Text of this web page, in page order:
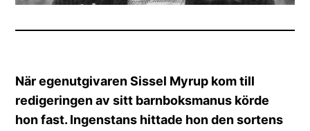
När egenutgivaren Sissel Myrup kom till
redigeringen av sitt barnboksmanus körde
hon fast. Ingenstans hittade hon den sortens